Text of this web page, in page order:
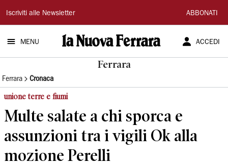
La
Nuova
Ferrara
Iscriviti alle Newsletter ABBONATI
MENU ACCEDI
Ferrara
Ferrara Cronaca
unione terre e fiumi
Multe salate a chi sporca e
assunzioni tra i vigili Ok alla
mozione Perelli